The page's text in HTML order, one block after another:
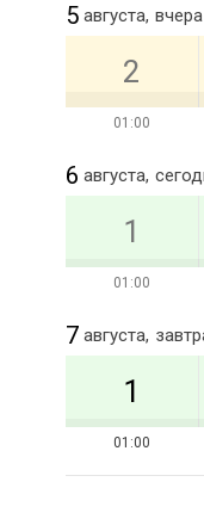
5 августа, вчера
01:00
2
6 августа,
01:00
1
7 августа,
01:00
1